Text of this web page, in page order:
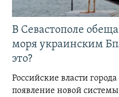
В Севастополе
моря украинским
это?
Российские власти
появление новой